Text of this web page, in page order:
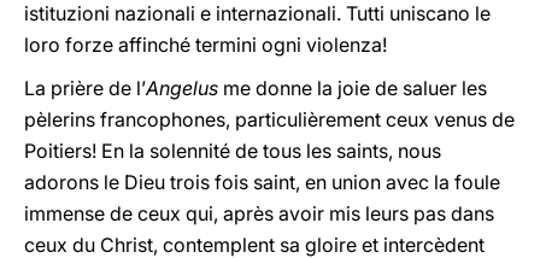
istituzioni nazionali e internazionali. Tutti uniscano le
loro forze affinché termini ogni violenza!
La prière de l’Angelus me donne la joie de saluer les
pèlerins francophones, particulièrement ceux venus de
Poitiers! En la solennité de tous les saints, nous
adorons le Dieu trois fois saint, en union avec la foule
immense de ceux qui, après avoir mis leurs pas dans
ceux du Christ, contemplent sa gloire et intercèdent